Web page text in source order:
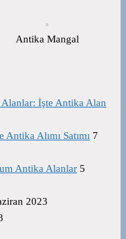
Antika Mangal
İşte Antika Alan
Alımı Satımı 7
Antika Alanlar 5
2023